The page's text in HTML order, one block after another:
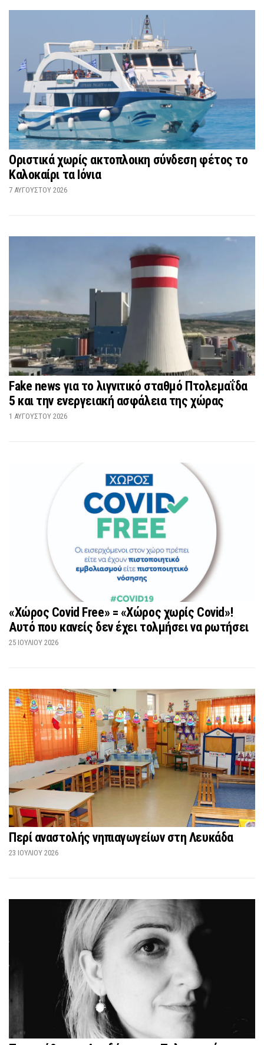
Οριστικά χωρίς ακτοπλοικη σύνδεση φέτος το
Καλοκαίρι τα Ιόνια
7 ΑΥΓΟΎΣΤΟΥ 2026
Fake news για το λιγνιτικό σταθμό Πτολεμαΐδα
5 και την ενεργειακή ασφάλεια της χώρας
1 ΑΥΓΟΎΣΤΟΥ 2026
«Χώρος Covid Free» = «Χώρος χωρίς Covid»!
Αυτό που κανείς δεν έχει τολμήσει να ρωτήσει
25 ΙΟΥΛΊΟΥ 2026
Περί αναστολής νηπιαγωγείων στη Λευκάδα
23 ΙΟΥΛΊΟΥ 2026